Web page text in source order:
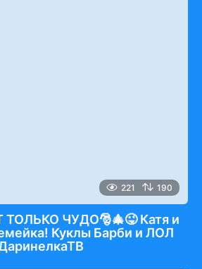
221 190
ЧУДО🎅🎄😜 Катя и
Куклы Барби и ЛОЛ